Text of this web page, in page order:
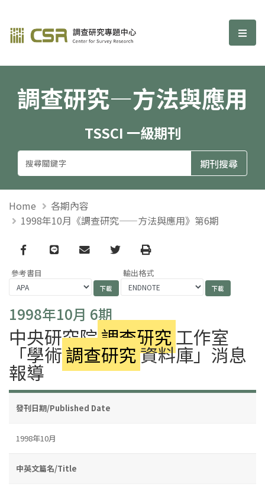
調查研究—方法與應用期刊 選
調查研究—方法與應用
TSSCI 一級期刊
Home
各期內容
1998年10月《調查研究——方法與應用》第6期
Facebook
line email TwitterPrint
參考書目 輸出格式
1998年10月 6期
中央研究院調查研究工作室
「學術調查研究資料庫」消息
報導
發刊日期/Published Date
1998年10月
中英文篇名/Title